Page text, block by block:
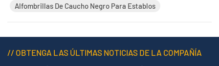
Alfombrillas De Caucho Negro Para Establos
// OBTENGA LAS ÚLTIMAS NOTICIAS DE LA COMPAÑÍA